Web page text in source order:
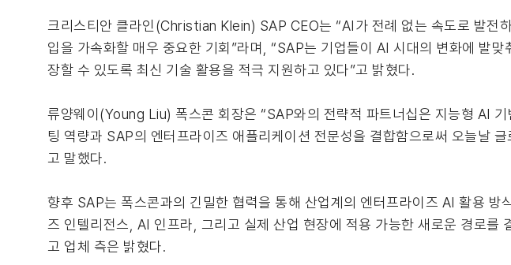
크리스티안 클라인(Christian Klein) SAP CEO는 “AI가 전례 없는 속도로 발전
입을 가속화할 매우 중요한 기회”라며, “SAP는 기업들이 AI 시대의 변화에 발
장할 수 있도록 최신 기술 활용을 적극 지원하고 있다”고 밝혔다.
류양웨이(Young Liu) 폭스콘 회장은 “SAP와의 전략적 파트너십은 지능형 AI
팅 역량과 SAP의 엔터프라이즈 애플리케이션 전문성을 결합함으로써 오늘날
고 말했다.
향후 SAP는 폭스콘과의 긴밀한 협력을 통해 산업계의 엔터프라이즈 AI 활용 방
즈 인텔리전스, AI 인프라, 그리고 실제 산업 현장에 적용 가능한 새로운 경로
고 업체 측은 밝혔다.